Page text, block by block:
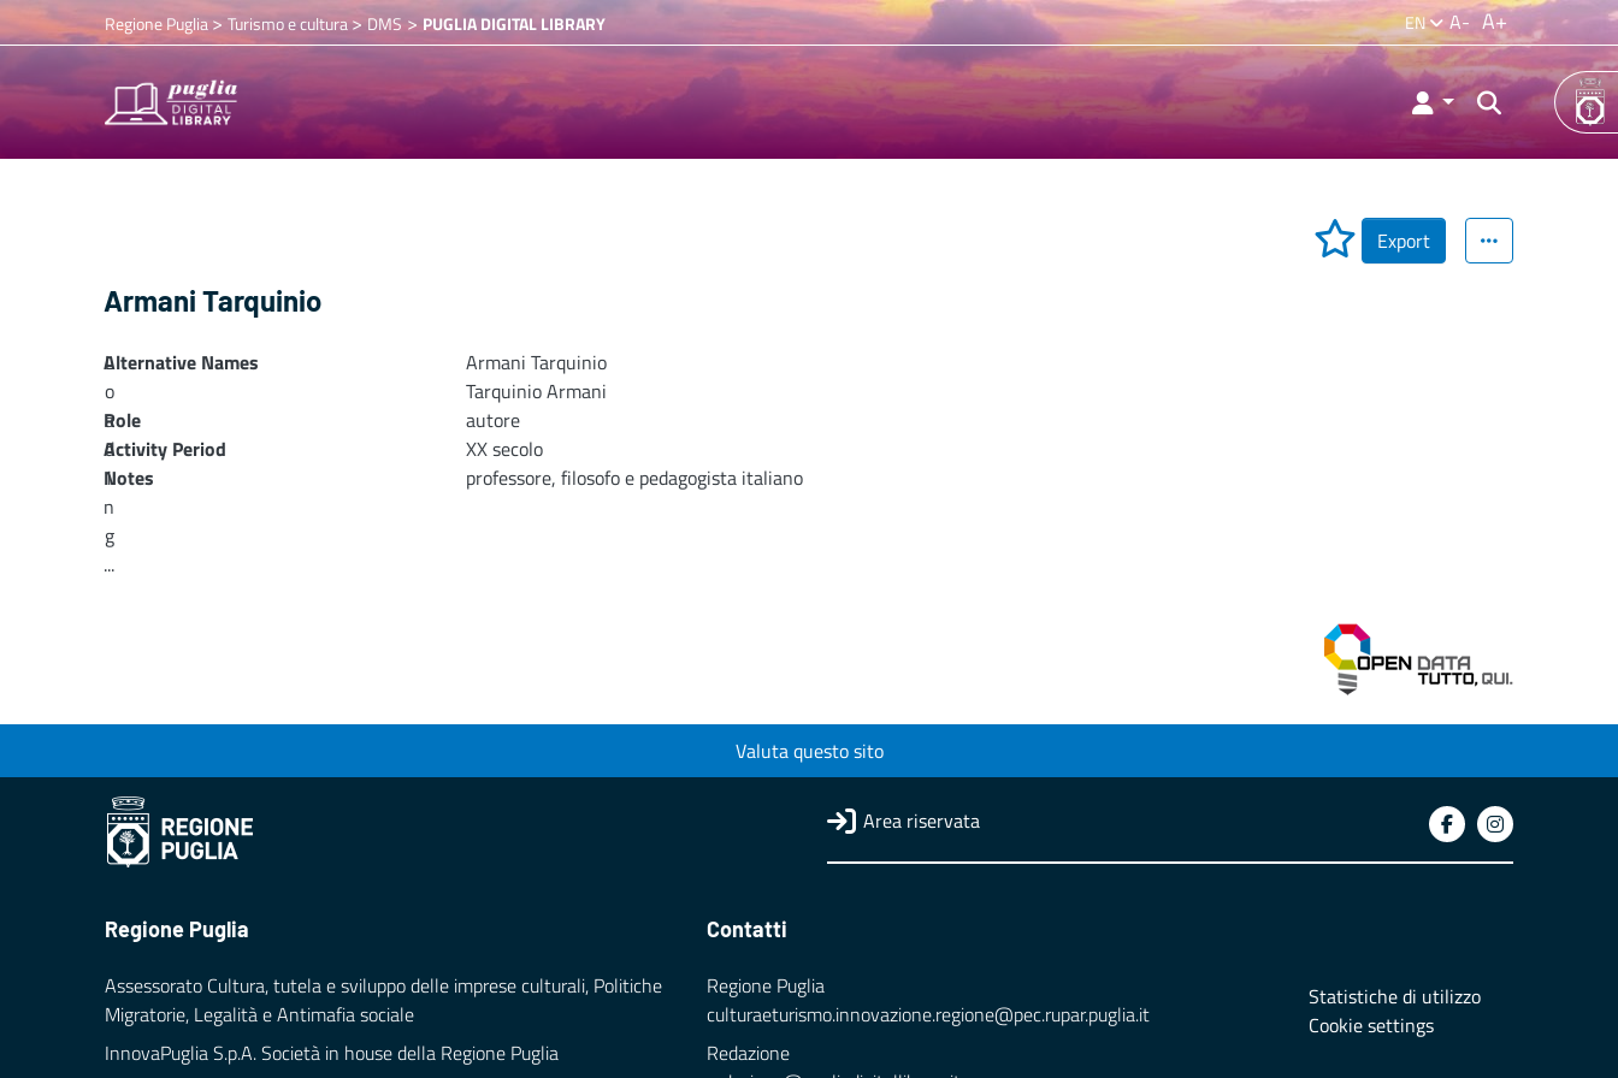
Regione Puglia> Turismo e cultura>DMS > PUGLIA DIGITAL LIBRARY EN A- A+
Export
Armani Tarquinio
L
o
a
d
i
n
g
...
Alternative Names
Armani Tarquinio
Tarquinio Armani
Role
autore
Activity Period
XX secolo
Notes
professore, filosofo e pedagogista italiano
Valuta questo sito
Area riservata
Regione Puglia
Assessorato Cultura, tutela e sviluppo delle imprese culturali, Politiche
Migratorie, Legalità e Antimafia sociale
InnovaPuglia S.p.A. Società in house della Regione Puglia
Contatti
Regione Puglia
culturaeturismo.innovazione.regione@pec.rupar.puglia.it
Redazione
Statistiche di utilizzo
Cookie settings